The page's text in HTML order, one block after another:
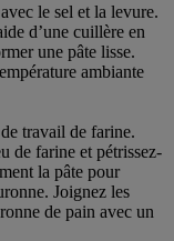
le sel et la levure.
d’une cuillère en
une pâte lisse.
ambiante
travail de farine.
de farine et pétrissez-
la pâte pour
Joignez les
de pain avec un